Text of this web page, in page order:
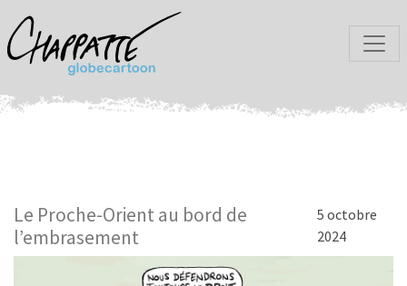
Le Proche-Orient au bord de
l’embrasement
5 octobre
2024